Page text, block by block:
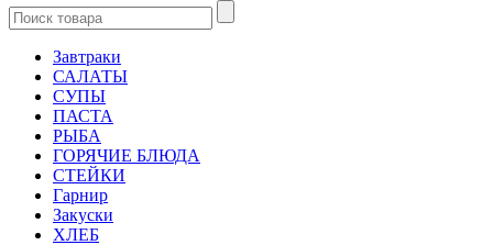
Завтраки
САЛАТЫ
СУПЫ
ПАСТА
РЫБА
ГОРЯЧИЕ БЛЮДА
СТЕЙКИ
Гарнир
Закуски
ХЛЕБ